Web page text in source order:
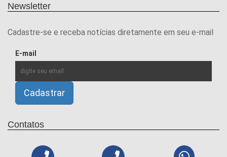
Newsletter
Cadastre-se e receba notícias diretamente em seu e-mail
E-mail
Contatos